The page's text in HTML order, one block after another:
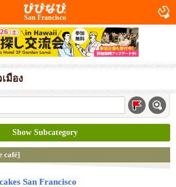
San Francisco
มือง
Show Subcategory
café]
San Francisco